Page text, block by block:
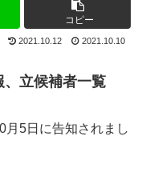
コピー
2021.10.12 2021.10.10
立候補者一覧
月5日に告知されまし